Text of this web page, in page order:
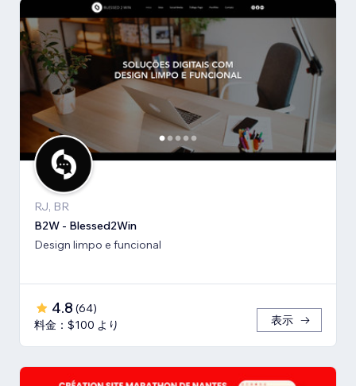
RJ, BR
B2W - Blessed2Win
Design limpo e funcional
4.8 (64)
料金：$100 より
表示